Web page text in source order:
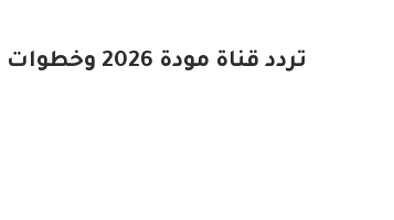
تردد قناة مودة 2026 وخطوات تثبيت القناة مع شرح مفصل عبر موقع حدوتة